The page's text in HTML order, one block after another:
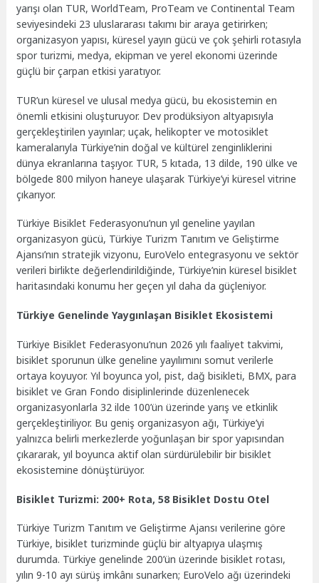
yarışı olan TUR, WorldTeam, ProTeam ve Continental Team
seviyesindeki 23 uluslararası takımı bir araya getirirken;
organizasyon yapısı, küresel yayın gücü ve çok şehirli rotasıyla
spor turizmi, medya, ekipman ve yerel ekonomi üzerinde
güçlü bir çarpan etkisi yaratıyor.
TUR’un küresel ve ulusal medya gücü, bu ekosistemin en
önemli etkisini oluşturuyor. Dev prodüksiyon altyapısıyla
gerçekleştirilen yayınlar; uçak, helikopter ve motosiklet
kameralarıyla Türkiye’nin doğal ve kültürel zenginliklerini
dünya ekranlarına taşıyor. TUR, 5 kıtada, 13 dilde, 190 ülke ve
bölgede 800 milyon haneye ulaşarak Türkiye’yi küresel vitrine
çıkarıyor.
Türkiye Bisiklet Federasyonu’nun yıl geneline yayılan
organizasyon gücü, Türkiye Turizm Tanıtım ve Geliştirme
Ajansı’nın stratejik vizyonu, EuroVelo entegrasyonu ve sektör
verileri birlikte değerlendirildiğinde, Türkiye’nin küresel bisiklet
haritasındaki konumu her geçen yıl daha da güçleniyor.
Türkiye Genelinde Yaygınlaşan Bisiklet Ekosistemi
Türkiye Bisiklet Federasyonu’nun 2026 yılı faaliyet takvimi,
bisiklet sporunun ülke geneline yayılımını somut verilerle
ortaya koyuyor. Yıl boyunca yol, pist, dağ bisikleti, BMX, para
bisiklet ve Gran Fondo disiplinlerinde düzenlenecek
organizasyonlarla 32 ilde 100’ün üzerinde yarış ve etkinlik
gerçekleştiriliyor. Bu geniş organizasyon ağı, Türkiye’yi
yalnızca belirli merkezlerde yoğunlaşan bir spor yapısından
çıkararak, yıl boyunca aktif olan sürdürülebilir bir bisiklet
ekosistemine dönüştürüyor.
Bisiklet Turizmi: 200+ Rota, 58 Bisiklet Dostu Otel
Türkiye Turizm Tanıtım ve Geliştirme Ajansı verilerine göre
Türkiye, bisiklet turizminde güçlü bir altyapıya ulaşmış
durumda. Türkiye genelinde 200’ün üzerinde bisiklet rotası,
yılın 9-10 ayı sürüş imkânı sunarken; EuroVelo ağı üzerindeki